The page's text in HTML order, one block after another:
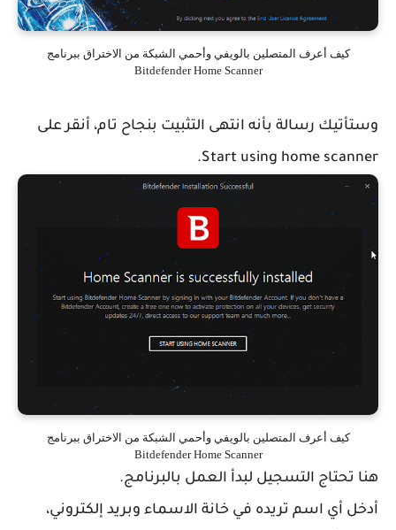
كيف أعرف المتصلين بالويفي وأحمي الشبكة من الاختراق ببرنامج
Bitdefender Home Scanner
وستأتيك رسالة بأنه انتهى التثبيت بنجاح تام، أنقر على
Start using home scanner.
كيف أعرف المتصلين بالويفي وأحمي الشبكة من الاختراق ببرنامج
Bitdefender Home Scanner
هنا تحتاج التسجيل لبدأ العمل بالبرنامج.
أدخل أي اسم تريده في خانة الاسماء وبريد إلكتروني،